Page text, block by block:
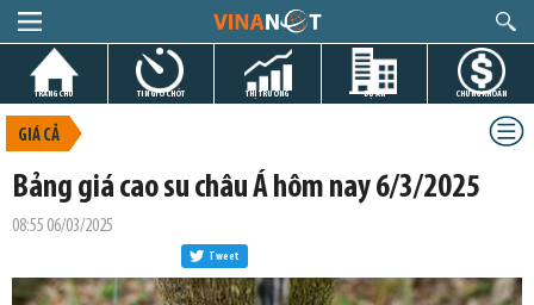
TRANG CHỦ TIN GIỜ CHÓT THỊ TRƯỜNG DỰ ÁN CHỨNG KHOÁN
GIÁ CẢ
Bảng giá cao su châu Á hôm nay 6/3/2025
08:55 06/03/2025
Tweet